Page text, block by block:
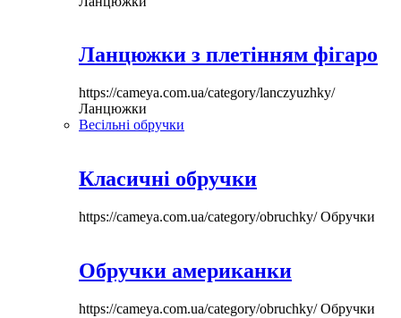
Ланцюжки з плетінням фігаро
https://cameya.com.ua/category/lanczyuzhky/
Ланцюжки
Весільні обручки
Класичні обручки
https://cameya.com.ua/category/obruchky/Обручки
Обручки американки
https://cameya.com.ua/category/obruchky/Обручки